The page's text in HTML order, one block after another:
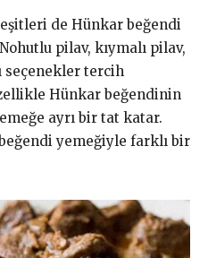
de Hünkar beğendi
pilav, kıymalı pilav,
seçenekler tercih
Hünkar beğendinin
ayrı bir tat katar.
yemeğiyle farklı bir